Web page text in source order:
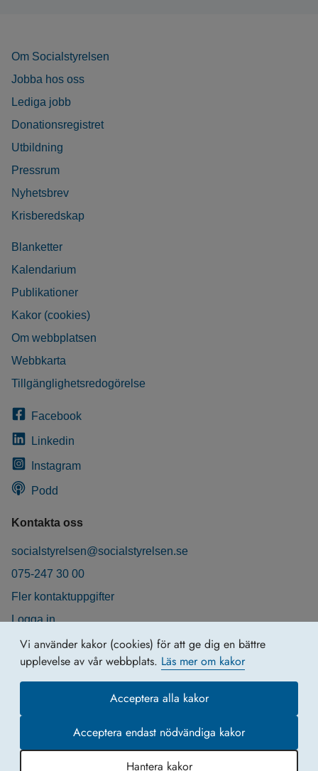
Vi använder kakor (cookies) för att ge dig en bättre
upplevelse av vår webbplats. Läs mer om kakor
Acceptera alla kakor
Acceptera endast nödvändiga kakor
Hantera kakor
Om Socialstyrelsen
Jobba hos oss
Lediga jobb
Donationsregistret
Utbildning
Pressrum
Nyhetsbrev
Krisberedskap
Blanketter
Kalendarium
Publikationer
Kakor (cookies)
Om webbplatsen
Webbkarta
Tillgänglighetsredogörelse
Facebook
Linkedin
Instagram
Podd
Kontakta oss
socialstyrelsen@socialstyrelsen.se
075-247 30 00
Fler kontaktuppgifter
Logga in
Behandling av personuppgifter